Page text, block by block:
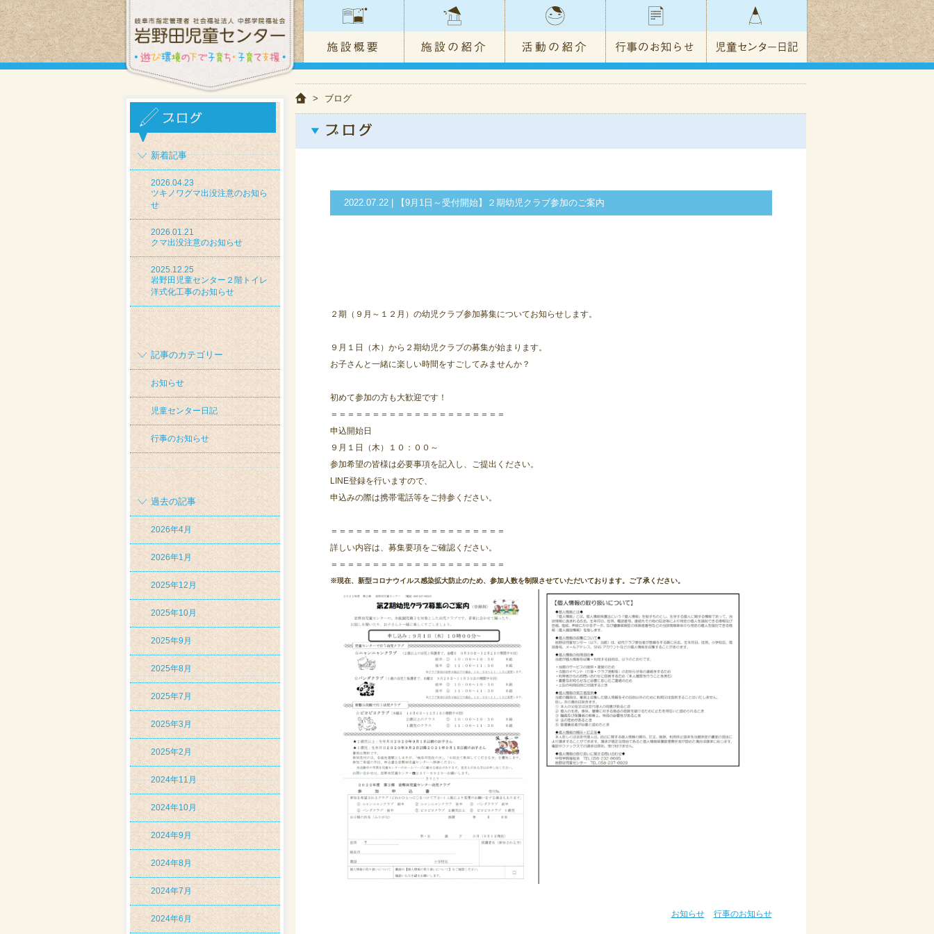
新着記事
2026.04.23
ツキノワグマ出没注意のお知ら
せ
2026.01.21
クマ出没注意のお知らせ
2025.12.25
岩野田児童センター２階トイレ
洋式化工事のお知らせ
記事のカテゴリー
お知らせ
児童センター日記
行事のお知らせ
過去の記事
2026年4月
2026年1月
2025年12月
2025年10月
2025年9月
2025年8月
2025年7月
2025年3月
2025年2月
2024年11月
2024年10月
2024年9月
2024年8月
2024年7月
2024年6月
> ブログ
2022.07.22 | 【9月1日～受付開始】２期幼児クラブ参加のご案内
２期（９月～１２月）の幼児クラブ参加募集についてお知らせします。
９月１日（木）から２期幼児クラブの募集が始まります。
お子さんと一緒に楽しい時間をすごしてみませんか？
初めて参加の方も大歓迎です！
＝＝＝＝＝＝＝＝＝＝＝＝＝＝＝＝＝＝＝＝＝
申込開始日
９月１日（木）１０：００～
参加希望の皆様は必要事項を記入し、ご提出ください。
LINE登録を行いますので、
申込みの際は携帯電話等をご持参ください。
＝＝＝＝＝＝＝＝＝＝＝＝＝＝＝＝＝＝＝＝＝
詳しい内容は、募集要項をご確認ください。
＝＝＝＝＝＝＝＝＝＝＝＝＝＝＝＝＝＝＝＝＝
※現在、新型コロナウイルス感染拡大防止のため、参加人数を制限させていただいております。ご了承ください。
お知らせ 行事のお知らせ